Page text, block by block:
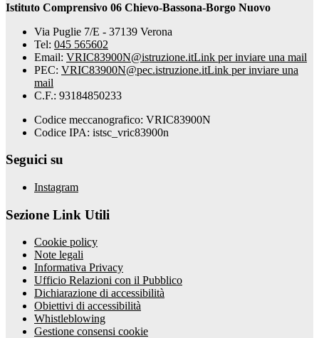
Istituto Comprensivo 06 Chievo-Bassona-Borgo Nuovo
Via Puglie 7/E - 37139 Verona
Tel: 045 565602
Email: VRIC83900N@istruzione.itLink per inviare una mail
PEC: VRIC83900N@pec.istruzione.itLink per inviare una
mail
C.F.: 93184850233
Codice meccanografico: VRIC83900N
Codice IPA: istsc_vric83900n
Seguici su
Instagram
Sezione Link Utili
Cookie policy
Note legali
Informativa Privacy
Ufficio Relazioni con il Pubblico
Dichiarazione di accessibilità
Obiettivi di accessibilità
Whistleblowing
Gestione consensi cookie